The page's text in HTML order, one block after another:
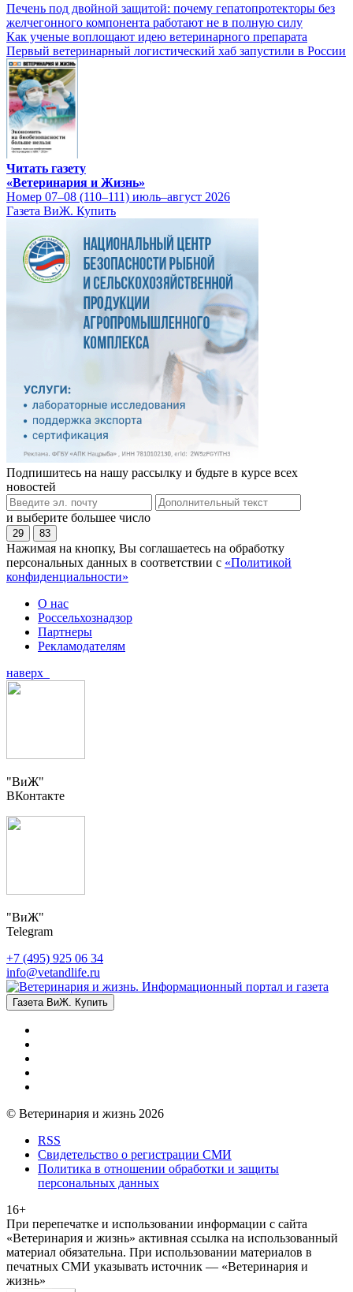
Печень под двойной защитой: почему гепатопротекторы без
желчегонного компонента работают не в полную силу
Как ученые воплощают идею ветеринарного препарата
Первый ветеринарный логистический хаб запустили в России
Читать газету
«Ветеринария и Жизнь»
Номер 07–08 (110–111) июль–август 2026
Газета ВиЖ. Купить
Подпишитесь на нашу рассылку и будьте в курсе всех
новостей
и выберите большее число
29 83
Нажимая на кнопку, Вы соглашаетесь на обработку
персональных данных в соответствии с «Политикой
конфиденциальности»
О нас
Россельхознадзор
Партнеры
Рекламодателям
наверх
"ВиЖ"
ВКонтакте
"ВиЖ"
Telegram
+7 (495) 925 06 34
info@vetandlife.ru
Газета ВиЖ. Купить
© Ветеринария и жизнь 2026
RSS
Свидетельство о регистрации СМИ
Политика в отношении обработки и защиты
персональных данных
16+
При перепечатке и использовании информации с сайта
«Ветеринария и жизнь» активная ссылка на использованный
материал обязательна. При использовании материалов в
печатных СМИ указывать источник — «Ветеринария и
жизнь»